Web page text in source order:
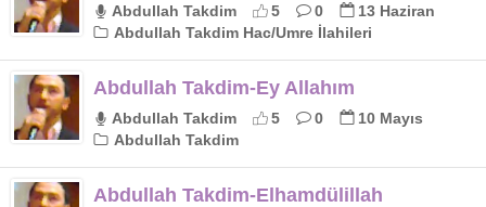
Abdullah Takdim 5 0
13 Haziran
Abdullah Takdim Hac/Umre İlahileri
Abdullah Takdim-Ey Allahım
Abdullah Takdim 5 0
10 Mayıs
Abdullah Takdim
Abdullah Takdim-Elhamdülillah